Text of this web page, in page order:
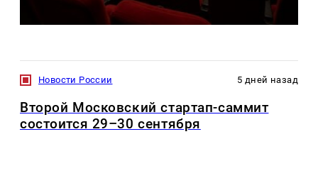
Новости России 5 дней назад
Второй Московский стартап-саммит
состоится 29–30 сентября